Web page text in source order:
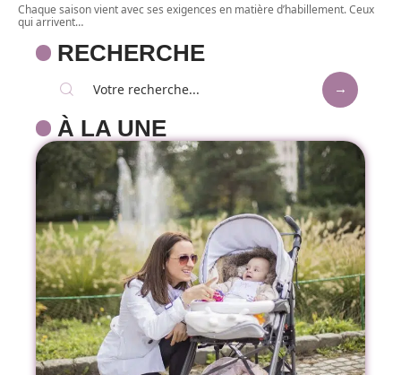
Chaque saison vient avec ses exigences en matière d’habillement. Ceux
qui arrivent…
RECHERCHE
À LA UNE